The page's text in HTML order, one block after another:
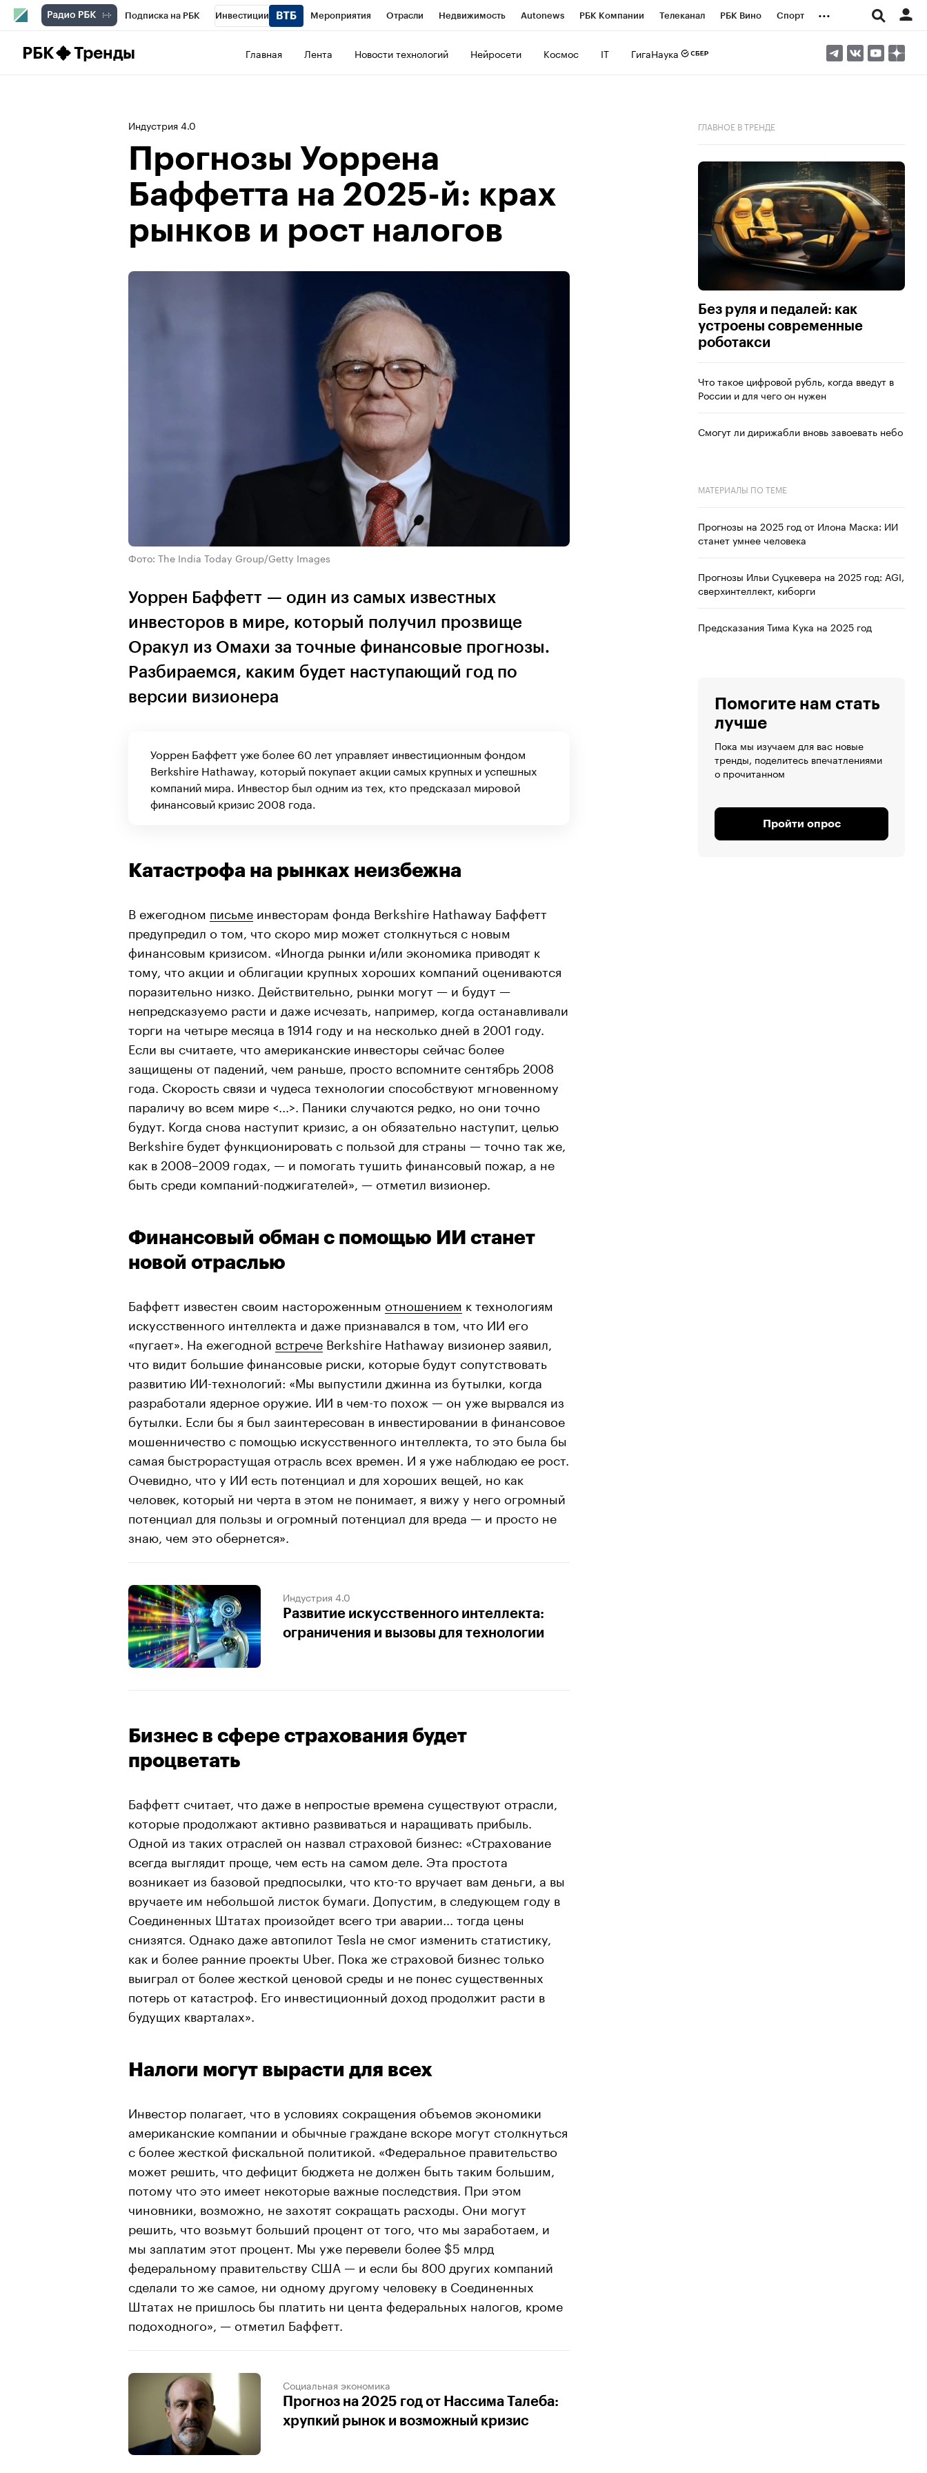
Подписка на РБК Инвестиции Мероприятия Отрасли Недвижимость Autonews РБК Компании Телеканал РБК Вино Спорт ...
РБК Тренды Главная Лента Новости технологий Нейросети Космос IT ГигаНаука
Индустрия 4.0
Прогнозы Уоррена
Баффетта на 2025-й: крах
рынков и рост налогов
Фото: The India Today Group/Getty Images
Уоррен Баффетт — один из самых известных
инвесторов в мире, который получил прозвище
Оракул из Омахи за точные финансовые прогнозы.
Разбираемся, каким будет наступающий год по
версии визионера
Уоррен Баффетт уже более 60 лет управляет инвестиционным фондом
Berkshire Hathaway, который покупает акции самых крупных и успешных
компаний мира. Инвестор был одним из тех, кто предсказал мировой
финансовый кризис 2008 года.
Катастрофа на рынках неизбежна
В ежегодном письме инвесторам фонда Berkshire Hathaway Баффетт
предупредил о том, что скоро мир может столкнуться с новым
финансовым кризисом. «Иногда рынки и/или экономика приводят к
тому, что акции и облигации крупных хороших компаний оцениваются
поразительно низко. Действительно, рынки могут — и будут —
непредсказуемо расти и даже исчезать, например, когда останавливали
торги на четыре месяца в 1914 году и на несколько дней в 2001 году.
Если вы считаете, что американские инвесторы сейчас более
защищены от падений, чем раньше, просто вспомните сентябрь 2008
года. Скорость связи и чудеса технологии способствуют мгновенному
параличу во всем мире <...>. Паники случаются редко, но они точно
будут. Когда снова наступит кризис, а он обязательно наступит, целью
Berkshire будет функционировать с пользой для страны — точно так же,
как в 2008–2009 годах, — и помогать тушить финансовый пожар, а не
быть среди компаний-поджигателей», — отметил визионер.
Финансовый обман с помощью ИИ станет
новой отраслью
Баффетт известен своим настороженным отношением к технологиям
искусственного интеллекта и даже признавался в том, что ИИ его
«пугает». На ежегодной встрече Berkshire Hathaway визионер заявил,
что видит большие финансовые риски, которые будут сопутствовать
развитию ИИ-технологий: «Мы выпустили джинна из бутылки, когда
разработали ядерное оружие. ИИ в чем-то похож — он уже вырвался из
бутылки. Если бы я был заинтересован в инвестировании в финансовое
мошенничество с помощью искусственного интеллекта, то это была бы
самая быстрорастущая отрасль всех времен. И я уже наблюдаю ее рост.
Очевидно, что у ИИ есть потенциал и для хороших вещей, но как
человек, который ни черта в этом не понимает, я вижу у него огромный
потенциал для пользы и огромный потенциал для вреда — и просто не
знаю, чем это обернется».
Индустрия 4.0
Развитие искусственного интеллекта:
ограничения и вызовы для технологии
Бизнес в сфере страхования будет
процветать
Баффетт считает, что даже в непростые времена существуют отрасли,
которые продолжают активно развиваться и наращивать прибыль.
Одной из таких отраслей он назвал страховой бизнес: «Страхование
всегда выглядит проще, чем есть на самом деле. Эта простота
возникает из базовой предпосылки, что кто-то вручает вам деньги, а вы
вручаете им небольшой листок бумаги. Допустим, в следующем году в
Соединенных Штатах произойдет всего три аварии... тогда цены
снизятся. Однако даже автопилот Tesla не смог изменить статистику,
как и более ранние проекты Uber. Пока же страховой бизнес только
выиграл от более жесткой ценовой среды и не понес существенных
потерь от катастроф. Его инвестиционный доход продолжит расти в
будущих кварталах».
Налоги могут вырасти для всех
Инвестор полагает, что в условиях сокращения объемов экономики
американские компании и обычные граждане вскоре могут столкнуться
с более жесткой фискальной политикой. «Федеральное правительство
может решить, что дефицит бюджета не должен быть таким большим,
потому что это имеет некоторые важные последствия. При этом
чиновники, возможно, не захотят сокращать расходы. Они могут
решить, что возьмут больший процент от того, что мы заработаем, и
мы заплатим этот процент. Мы уже перевели более $5 млрд
федеральному правительству США — и если бы 800 других компаний
сделали то же самое, ни одному другому человеку в Соединенных
Штатах не пришлось бы платить ни цента федеральных налогов, кроме
подоходного», — отметил Баффетт.
Социальная экономика
Прогноз на 2025 год от Нассима Талеба:
хрупкий рынок и возможный кризис
ГЛАВНОЕ В ТРЕНДЕ
Без руля и педалей: как
устроены современные
роботакси
Что такое цифровой рубль, когда введут в
России и для чего он нужен
Смогут ли дирижабли вновь завоевать небо
МАТЕРИАЛЫ ПО ТЕМЕ
Прогнозы на 2025 год от Илона Маска: ИИ
станет умнее человека
Прогнозы Ильи Суцкевера на 2025 год: AGI,
сверхинтеллект, киборги
Предсказания Тима Кука на 2025 год
Помогите нам стать
лучше
Пока мы изучаем для вас новые
тренды, поделитесь впечатлениями
о прочитанном
Пройти опрос